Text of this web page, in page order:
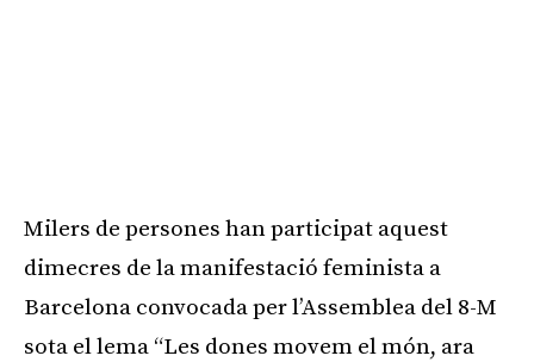
Milers de persones han participat aquest
dimecres de la manifestació feminista a
Barcelona convocada per l’Assemblea del 8-M
sota el lema “Les dones movem el món, ara